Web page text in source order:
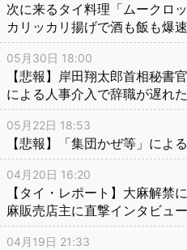
次に来るタイ料理「ムークロ
カリッカリ揚げで酒も飯も爆
05月30日 18:00
【悲報】岸田翔太郎首相秘書
による人事介入で辞職が遅れ
05月22日 18:53
【悲報】「集団かぜ等」によ
04月20日 16:20
【タイ・レポート】大麻解禁
麻販売店主に直撃インタビュー
04月19日 21:33